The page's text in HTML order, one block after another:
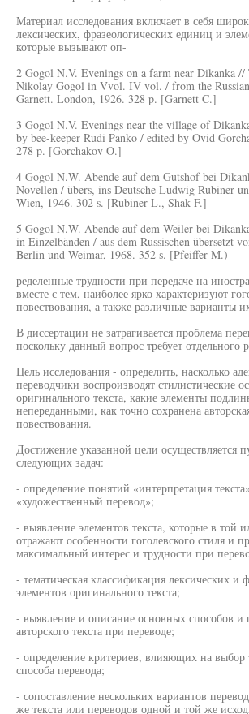
Материал исследования включает в себя
лексических, фразеологических единиц и
которые вызывают оп-
2 Gogol N.V. Evenings on a farm near Dikanka
Nikolay Gogol in Vvol. IV vol. / from the Russian
Garnett. London, 1926. 328 p. [Garnett C.]
3 Gogol N.V. Evenings near the village of
by bee-keeper Rudi Panko / edited by Ovid
278 p. [Gorchakov O.]
4 Gogol N.W. Abende auf dem Gutshof bei
Novellen / übers, ins Deutsche Ludwig Rubiner
Wien, 1946. 302 s. [Rubiner L., Shak F.]
5 Gogol N.W. Abende auf dem Weiler bei
in Einzelbänden / aus dem Russischen übersetzt
Berlin und Weimar, 1968. 352 s. [Pfeiffer M.)
ределенные трудности при передаче на
вместе с тем, наиболее ярко характеризуют
повествования, а также различные варианты
В диссертации не затрагивается проблема
поскольку данный вопрос требует отдельного
Цель исследования - определить, насколько
переводчики воспроизводят стилистические
оригинального текста, какие элементы
непереданными, как точно сохранена
повествования.
Достижение указанной цели осуществляется
следующих задач:
- определение понятий «интерпретация
«художественный перевод»;
- выявление элементов текста, которые в той
отражают особенности гоголевского стиля и
максимальный интерес и трудности при
- тематическая классификация лексических и
элементов оригинального текста;
- выявление и описание основных способов и
авторского текста при переводе;
- определение критериев, влияющих на выбор
способа перевода;
- сопоставление нескольких вариантов
же текста или переводов одной и той же